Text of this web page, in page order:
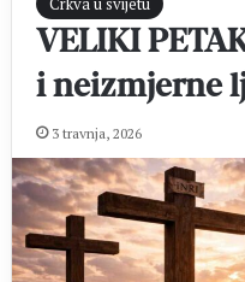
VELIKI
i neizmjerne
3 travnja, 2026